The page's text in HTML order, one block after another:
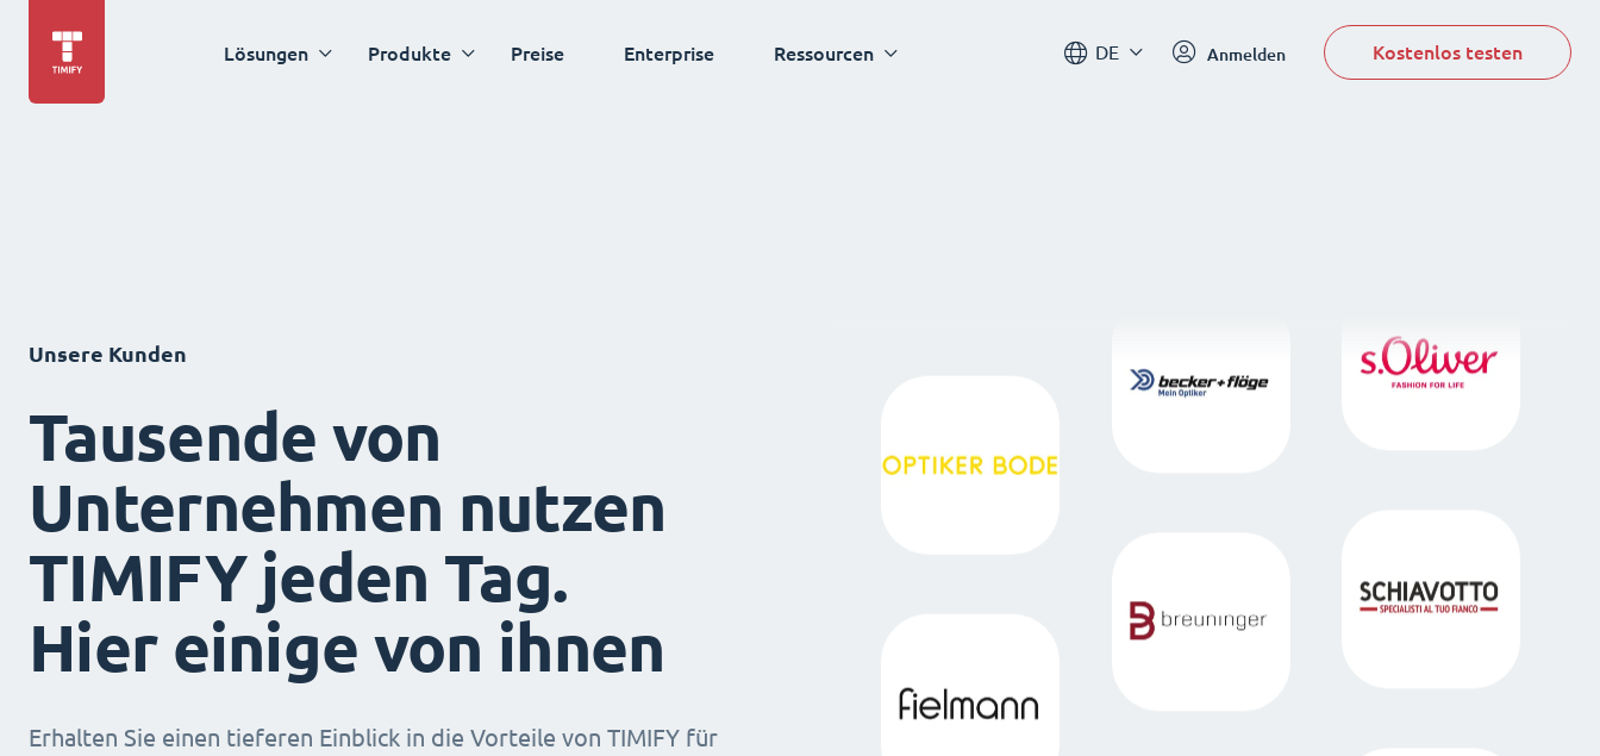
Lösungen Produkte Preise Enterprise Ressourcen DE Anmelden Kostenlos testen
Unsere Kunden
Tausende von
Unternehmen nutzen
TIMIFY jeden Tag.
Hier einige von ihnen
Erhalten Sie einen tieferen Einblick in die Vorteile von TIMIFY für